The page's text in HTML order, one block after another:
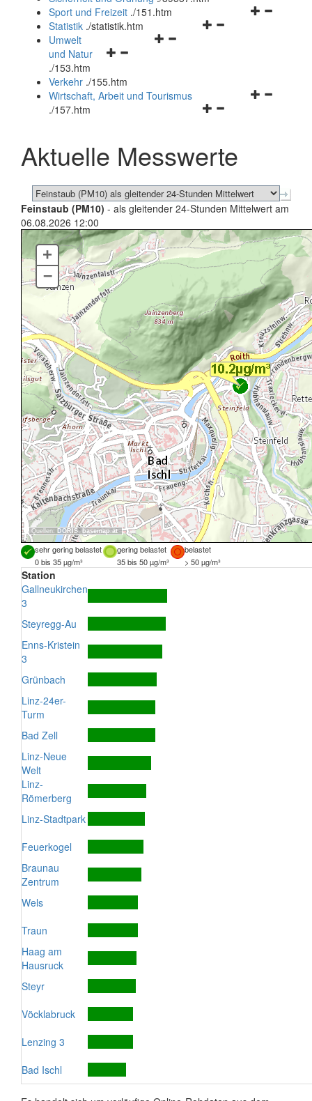
Navigationsmenü
Sport und Freizeit ./151.htm
Navigationsmenü
Statistik ./statistik.htm
Navigationsmenü
und
schließen
Umwelt
und Natur
./153.htm
Verkehr ./155.htm
Navigationsmenü
schließen
Wirtschaft, Arbeit und Tourismus
./157.htm
Aktuelle Messwerte
Feinstaub (PM10) - als gleitender 24-Stunden Mittelwert am
06.08.2026 12:00
Quellen: DORIS, basemap.at
+
–
sehr gering belastet gering belastet
belastet
0 bis 35 µg/m³
35 bis 50 µg/m³ > 50 µg/m³
Station
Gallneukirchen
3
Steyregg-Au
Enns-Kristein
3
Grünbach
Linz-24er-
Turm
Bad Zell
Linz-Neue
Welt
Linz-
Römerberg
Linz-Stadtpark
Feuerkogel
Braunau
Zentrum
Wels
Traun
Haag am
Hausruck
Steyr
Vöcklabruck
Lenzing 3
Bad Ischl